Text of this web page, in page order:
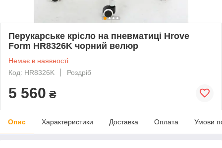
Перукарське крісло на пневматиці Hrove
Form HR8326K чорний велюр
Немає в наявності
Код: HR8326K
Роздріб
5 560 ₴
Опис Характеристики Доставка Оплата Умови